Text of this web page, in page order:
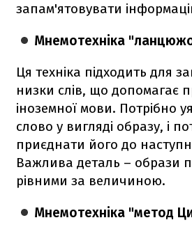
запам'ятовувати
Мнемотехніка
Ця техніка підходить для
низки слів, що допомагає
іноземної мови. Потрібно
слово у вигляді образу, і
приєднати його до
Важлива деталь – образи
рівними за величиною.
Мнемотехніка "метод